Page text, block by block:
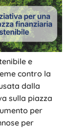
e
contro la
dalla
sulla piazza
per
per